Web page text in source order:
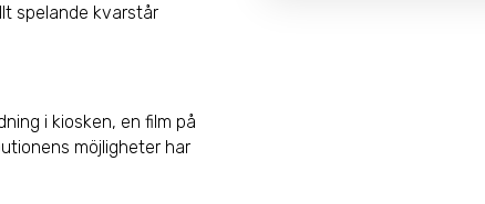
spelande kvarstår
i kiosken, en film på
möjligheter har